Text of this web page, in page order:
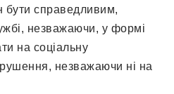
бути справедливим,
незважаючи, у формі
на соціальну
незважаючи ні на